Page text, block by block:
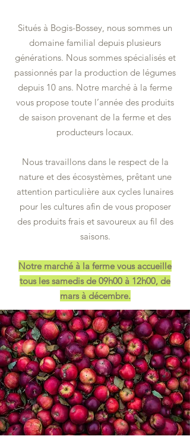
Situés à Bogis-Bossey, nous sommes un
domaine familial depuis plusieurs
générations. Nous sommes spécialisés et
passionnés par la production de légumes
depuis 10 ans. Notre marché à la ferme
vous propose toute l’année des produits
de saison provenant de la ferme et des
producteurs locaux.
Nous travaillons dans le respect de la
nature et des écosystèmes, prêtant une
attention particulière aux cycles lunaires
pour les cultures afin de vous proposer
des produits frais et savoureux au fil des
saisons.
Notre marché à la ferme vous accueille
tous les samedis de 09h00 à 12h00, de
mars à décembre.